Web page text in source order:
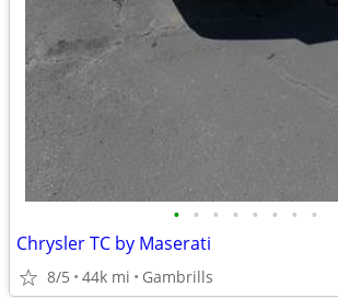
• • • • • • • •
Chrysler TC by Maserati
8/5 44k mi Gambrills